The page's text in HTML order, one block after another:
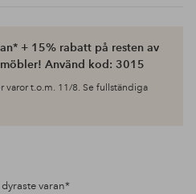
+ 15% rabatt på resten av
Använd kod: 3015
varor t.o.m. 11/8. Se fullständiga
varan*